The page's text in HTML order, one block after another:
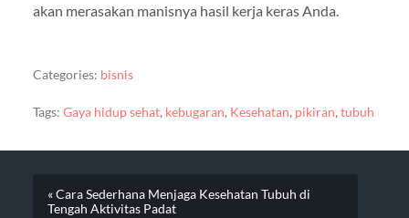
akan merasakan manisnya hasil kerja keras Anda.
Categories: bisnis
Tags: Gaya hidup sehat, kebugaran, Kesehatan, pikiran, tubuh
« Cara Sederhana Menjaga Kesehatan Tubuh di
Tengah Aktivitas Padat